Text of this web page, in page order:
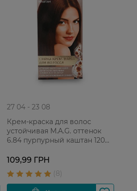
27 04 - 23 08
Крем-краска для волос
устойчивая M.A.G. оттенок
6.84 пурпурный каштан 120
109,99 ГРН